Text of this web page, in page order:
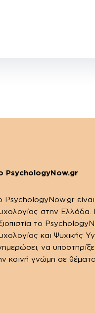
PsychologyNow.gr
PsychologyΝow.gr
στην Ελλάδα.
το
και Ψυχικής
να
κοινή γνώμη σε